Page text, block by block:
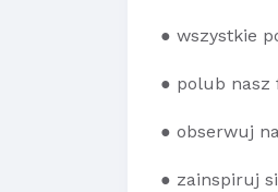
● wszystkie
● polub nasz
● obserwuj
● zainspiruj